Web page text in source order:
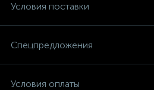
Условия поставки
Спецпредложения
Условия оплаты